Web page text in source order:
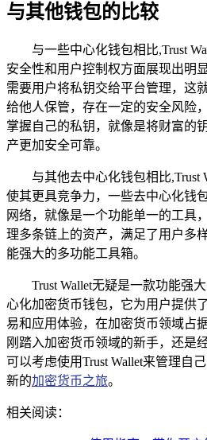
与其他钱包的比较
与一些中心化钱包相比,Trust
安全性和用户控制权方面展现出明
需要用户将私钥交给平台管理，这
给他人保管，存在一定的安全风险
掌握自己的私钥，就像是将财富的
产更加安全可靠。
与其他去中心化钱包相比,Trust
使其更具竞争力，一些去中心化钱
网络，就像是一个功能单一的工具
理多条链上的资产，满足了用户多
能强大的多功能工具箱。
Trust Wallet无疑是一款功能强
心化加密货币钱包，它为用户提供
易和应用体验，在加密货币领域占
刚踏入加密货币领域的新手，还是
可以考虑使用Trust Wallet来管理自
新的加密货币之旅。
相关阅读：